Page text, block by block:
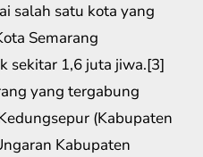
salah satu kota yang
Semarang
sekitar 1,6 juta jiwa.[3]
yang tergabung
(Kabupaten
Kabupaten